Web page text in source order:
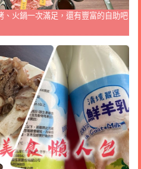
火鍋一次滿足，還有豐富的自助吧